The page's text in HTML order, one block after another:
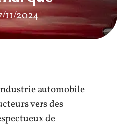
11/2024
automobile
vers des
de